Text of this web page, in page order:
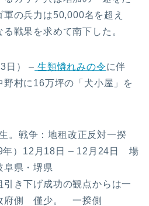
の兵力は50,000名を超え
戦果を求めて南下した。
日） – 生類憐れみの令に伴
村に16万坪の「犬小屋」を
。戦争：地租改正反対一揆
年）12月18日 – 12月24日 場
阜県・堺県
き下げ成功の観点からは一
府側 僅少。 一揆側